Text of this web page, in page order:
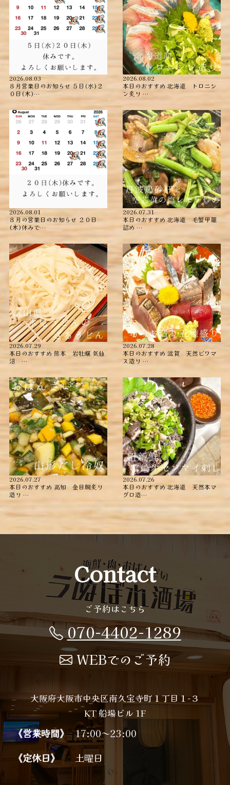
2026.08.03
８月営業日のお知らせ ５日(水)２
０日(木)…
2026.08.02
本日のおすすめ ︎北海道 トロニシ
ン炙り …
2026.08.01
８月の営業日のお知らせ ２０日
(木)休みで…
2026.07.31
本日のおすすめ ︎北海道 毛蟹甲羅
詰め ︎…
2026.07.29
本日のおすすめ ︎熊本 岩牡蠣 ︎気仙
沼 …
2026.07.28
本日のおすすめ ︎滋賀 天然ビワマ
ス造り …
2026.07.27
本日のおすすめ ︎高知 金目鯛炙り
造り ︎…
2026.07.26
本日のおすすめ ︎北海道 天然本マ
グロ造…
Contact
ご予約はこちら
070-4402-1289
WEBでのご予約
大阪府大阪市中央区南久宝寺町１丁目１−３
KT 船場ビル 1F
《営業時間》 17:00～23:00
《定休日》 土曜日